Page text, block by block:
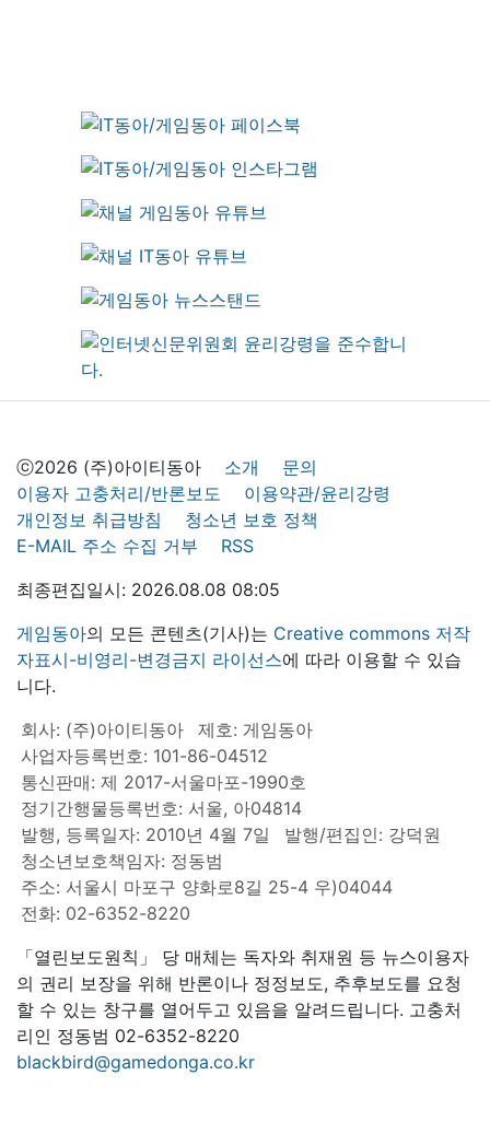
ⓒ2026 (주)아이티동아 소개
문의
이용자 고충처리/반론보도
이용약관/윤리강령
개인정보 취급방침
청소년 보호 정책
E-MAIL 주소 수집 거부
RSS
최종편집일시: 2026.08.08 08:05
게임동아의 모든 콘텐츠(기사)는 Creative commons 저작
자표시-비영리-변경금지 라이선스에 따라 이용할 수 있습
니다.
회사: (주)아이티동아
제호: 게임동아
사업자등록번호: 101-86-04512
통신판매: 제 2017-서울마포-1990호
정기간행물등록번호: 서울, 아04814
발행, 등록일자: 2010년 4월 7일
발행/편집인: 강덕원
청소년보호책임자: 정동범
주소: 서울시 마포구 양화로8길 25-4 우)04044
전화: 02-6352-8220
「열린보도원칙」 당 매체는 독자와 취재원 등 뉴스이용자
의 권리 보장을 위해 반론이나 정정보도, 추후보도를 요청
할 수 있는 창구를 열어두고 있음을 알려드립니다. 고충처
리인 정동범 02-6352-8220
blackbird@gamedonga.co.kr